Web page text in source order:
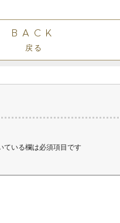
BACK
戻る
ている欄は必須項目です